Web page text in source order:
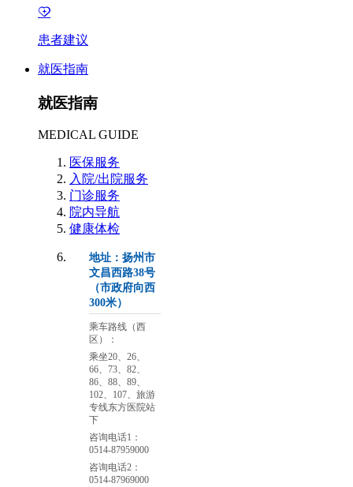
患者建议
就医指南
就医指南
MEDICAL GUIDE
医保服务
入院/出院服务
门诊服务
院内导航
健康体检
地址：扬州市
文昌西路38号
（市政府向西
300米）
乘车路线（西
区）：
乘坐20、26、
66、73、82、
86、88、89、
102、107、旅游
专线东方医院站
下
咨询电话1：
0514-87959000
咨询电话2：
0514-87969000